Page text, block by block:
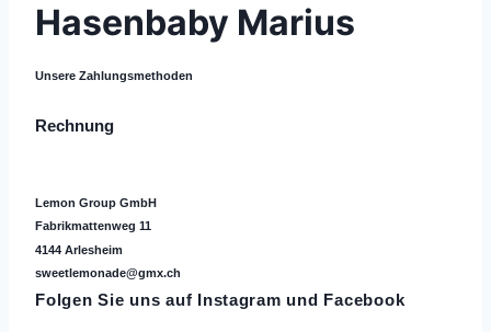
Hasenbaby Marius
Unsere Zahlungsmethoden
Rechnung
Lemon Group GmbH
Fabrikmattenweg 11
4144 Arlesheim
sweetlemonade@gmx.ch
Folgen Sie uns auf Instagram und Facebook